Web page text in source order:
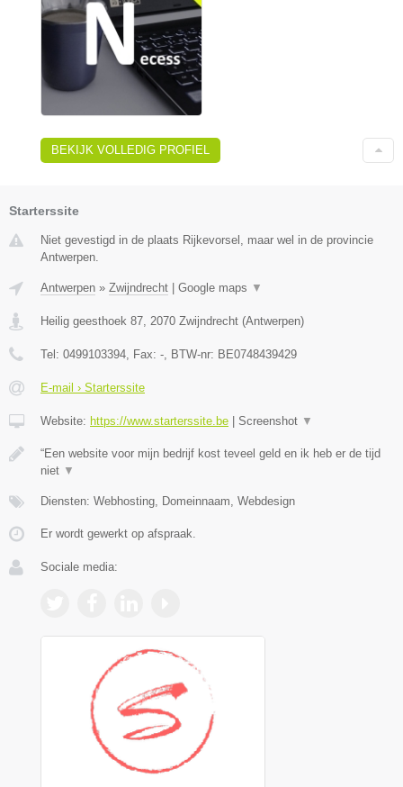
BEKIJK VOLLEDIG PROFIEL
Starterssite
Niet gevestigd in de plaats Rijkevorsel, maar wel in de provincie
Antwerpen.
Antwerpen » Zwijndrecht Google maps ▼
Heilig geesthoek 87, 2070 Zwijndrecht (Antwerpen)
Tel: 0499103394, Fax: -, BTW-nr: BE0748439429
E-mail › Starterssite
Website: https://www.starterssite.be Screenshot ▼
“Een website voor mijn bedrijf kost teveel geld en ik heb er de tijd
niet ▼
Diensten: Webhosting, Domeinnaam, Webdesign
Er wordt gewerkt op afspraak.
Sociale media: